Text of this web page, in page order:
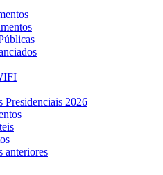
Presidenciais 2026
anteriores